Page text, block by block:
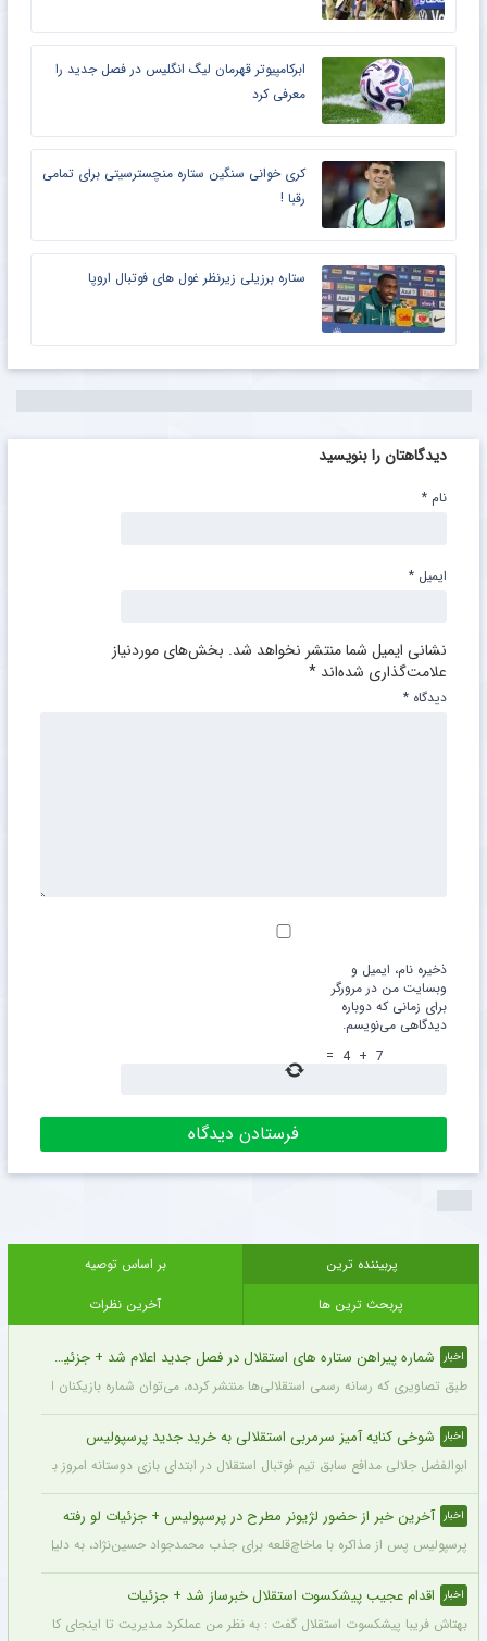
ابرکامپیوتر قهرمان لیگ انگلیس در فصل جدید را
معرفی کرد
کری خوانی سنگین ستاره منچسترسیتی برای تمامی
رقبا !
ستاره برزیلی زیرنظر غول های فوتبال اروپا
دیدگاهتان را بنویسید
نشانی ایمیل شما منتشر نخواهد شد. بخش‌های موردنیاز
علامت‌گذاری شده‌اند *
دیدگاه *
نام *
ایمیل *
ذخیره نام، ایمیل و
وبسایت من در مرورگر
برای زمانی که دوباره
دیدگاهی می‌نویسم.
7
+
4
=
پربیننده ترین
بر اساس توصیه
پربحث ترین ها
آخرین نظرات
اخبار شماره پیراهن ستاره های استقلال در فصل جدید اعلام شد + جزئیات
طبق تصاویری که رسانه رسمی استقلالی‌ها منتشر کرده، می‌توان شماره بازیکنان این
اخبار شوخی کنایه آمیز سرمربی استقلالی به خرید جدید پرسپولیس
ابوالفضل جلالی مدافع سابق تیم فوتبال استقلال در ابتدای بازی دوستانه امروز با
اخبار آخرین خبر از حضور لژیونر مطرح در پرسپولیس + جزئیات لو رفته
پرسپولیس پس از مذاکره با ماخاچ‌قلعه برای جذب محمدجواد حسین‌نژاد، به دلیل رقم
اخبار اقدام عجیب پیشکسوت استقلال خبرساز شد + جزئیات
بهتاش فریبا پیشکسوت استقلال گفت : به نظر من عملکرد مدیریت تا اینجای کار قابل